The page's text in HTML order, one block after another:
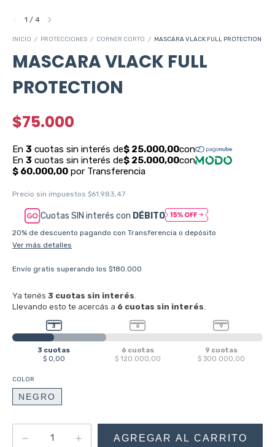
1 / 4
INICIO / PROTECCIONES / CORNER CORTO / MASCARA VLACK FULL PROTECTION
MASCARA VLACK FULL
PROTECTION
$75.000
Precio sin impuestos $61.983,47
Cuotas SIN interés con DÉBITO
20% de descuento pagando con Transferencia o depósito
Ver más detalles
Envío gratis superando los $180.000
COLOR
NEGRO